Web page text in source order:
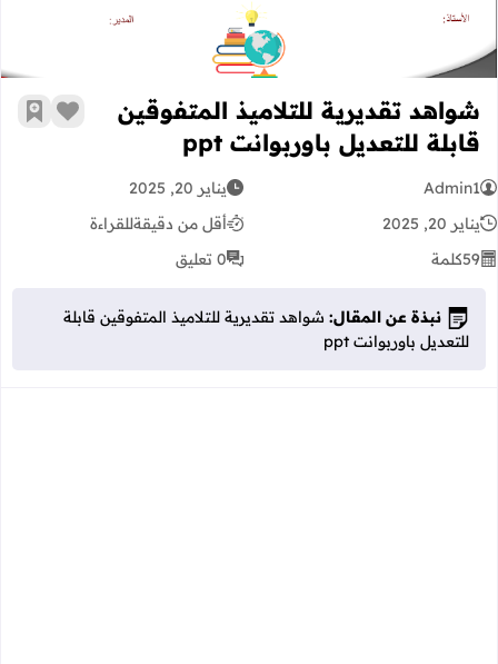
شواهد تقديرية للتلاميذ المتفوقين
قابلة للتعديل باوربوانت ppt
زر أضف
Admin1
يناير 20, 2025
يناير 20, 2025
أقل من دقيقةللقراءة
59كلمة 0 تعليق
نبذة عن المقال: شواهد تقديرية للتلاميذ المتفوقين قابلة
للتعديل باوربوانت ppt